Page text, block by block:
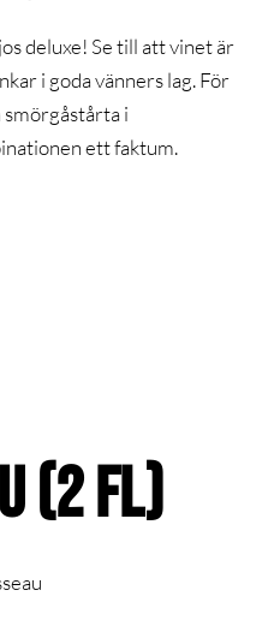
deluxe! Se till att vinet är
i goda vänners lag. För
smörgåstårta i
ett faktum.
(2 fl)